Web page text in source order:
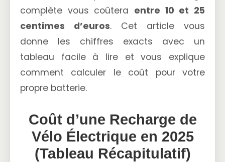
complète vous coûtera entre 10 et 25
centimes d’euros. Cet article vous
donne les chiffres exacts avec un
tableau facile à lire et vous explique
comment calculer le coût pour votre
propre batterie.
Coût d’une Recharge de
Vélo Électrique en 2025
(Tableau Récapitulatif)